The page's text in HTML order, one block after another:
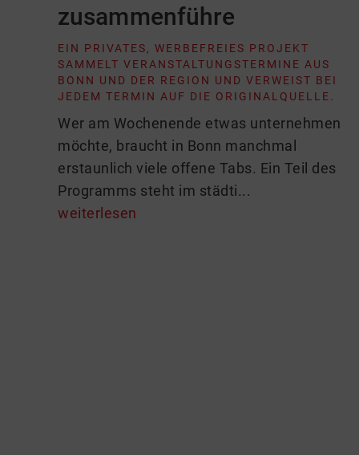
zusammenführe
EIN PRIVATES, WERBEFREIES PROJEKT
SAMMELT VERANSTALTUNGSTERMINE AUS
BONN UND DER REGION UND VERWEIST BEI
JEDEM TERMIN AUF DIE ORIGINALQUELLE.
Wer am Wochenende etwas unternehmen
möchte, braucht in Bonn manchmal
erstaunlich viele offene Tabs. Ein Teil des
Programms steht im städti...
weiterlesen